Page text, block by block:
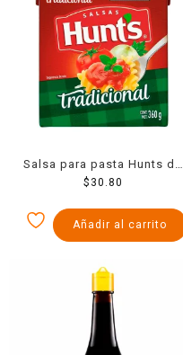
Salsa para pasta Hunts de
tomate tradicional 360 g
$ 30.80
Añadir al carrito